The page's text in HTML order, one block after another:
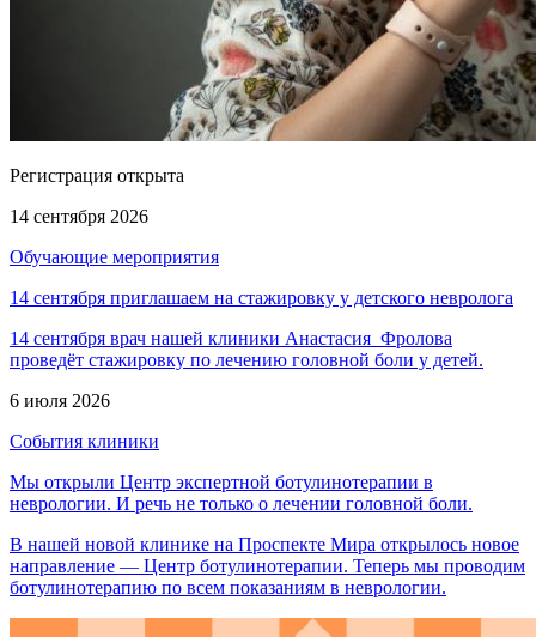
Регистрация открыта
14 сентября 2026
Обучающие мероприятия
14 сентября приглашаем на стажировку у детского невролога
14 сентября врач нашей клиники Анастасия Фролова
проведёт стажировку по лечению головной боли у детей.
6 июля 2026
События клиники
Мы открыли Центр экспертной ботулинотерапии в
неврологии. И речь не только о лечении головной боли.
В нашей новой клинике на Проспекте Мира открылось новое
направление — Центр ботулинотерапии. Теперь мы проводим
ботулинотерапию по всем показаниям в неврологии.